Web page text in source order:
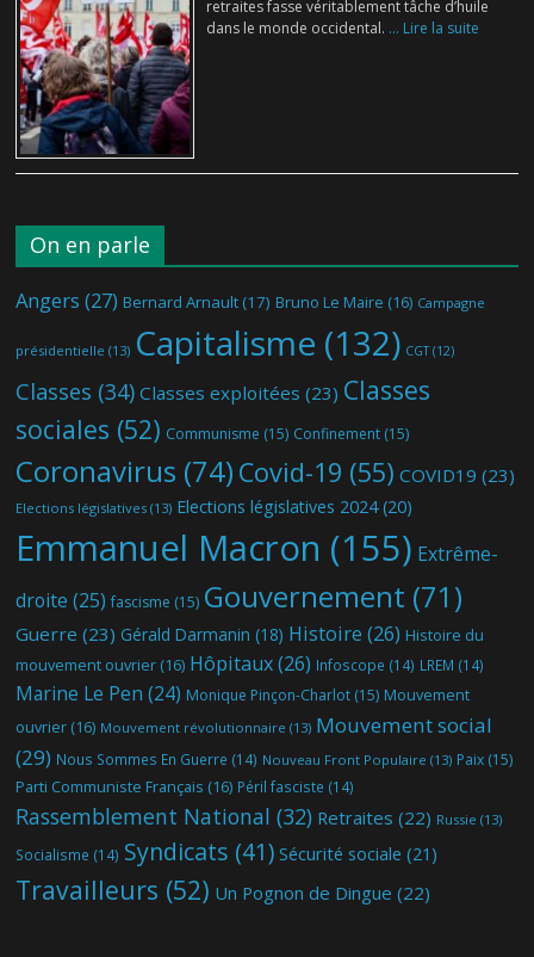
retraites fasse véritablement tâche d’huile
dans le monde occidental. ... Lire la suite
On en parle
Angers (27) Bernard Arnault (17) Bruno Le Maire (16) Campagne
présidentielle (13) Capitalisme (132) CGT(12)
Classes (34) Classes exploitées (23) Classes
sociales (52) Communisme (15) Confinement (15)
Coronavirus (74) Covid-19 (55) COVID19 (23)
Elections législatives (13) Elections législatives 2024(20)
Emmanuel Macron (155) Extrême-
droite (25) fascisme (15) Gouvernement (71)
Guerre (23) Gérald Darmanin (18) Histoire (26) Histoire du
mouvement ouvrier (16) Hôpitaux(26) Infoscope (14) LREM (14)
Marine Le Pen (24) Monique Pinçon-Charlot (15) Mouvement
ouvrier (16) Mouvement révolutionnaire (13) Mouvement social
(29) Nous Sommes En Guerre (14) Nouveau Front Populaire (13) Paix (15)
Parti Communiste Français (16) Péril fasciste (14)
Rassemblement National (32) Retraites (22) Russie (13)
Socialisme (14) Syndicats (41) Sécurité sociale (21)
Travailleurs (52) Un Pognon de Dingue (22)